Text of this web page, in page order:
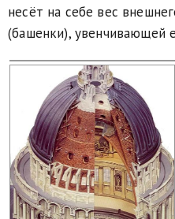
несёт на себе вес
(башенки), увенчивающей